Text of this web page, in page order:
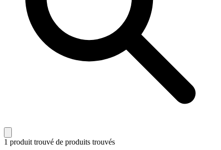
1 produit trouvé de produits trouvés